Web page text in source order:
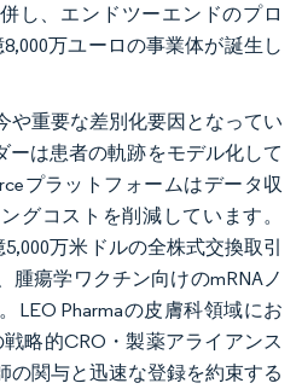
し、エンドツーエンドのプロ
万ユーロの事業体が誕生し
や重要な差別化要因となってい
ーは患者の軌跡をモデル化して
プラットフォームはデータ収
グコストを削減しています。
5,000万米ドルの全株式交換取引
腫瘍学ワクチン向けのmRNAノ
LEO Pharmaの皮膚科領域にお
略的CRO・製薬アライアンス
の関与と迅速な登録を約束する